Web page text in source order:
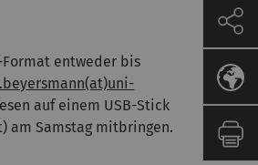
entweder bis
auf einem USB-Stick
am Samstag mitbringen.